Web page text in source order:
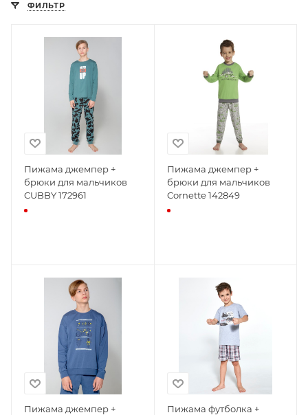
ФИЛЬТР
Пижама джемпер +
брюки для мальчиков
CUBBY 172961
Пижама джемпер +
брюки для мальчиков
Cornette 142849
Пижама джемпер +
Пижама футболка +